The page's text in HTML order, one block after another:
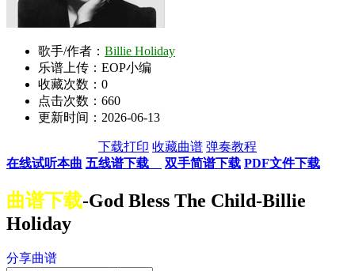
歌手/作者： Billie Holiday
乐谱上传：EOP小编
收藏次数： 0
点击次数：660
更新时间：2026-06-13
下载打印 收藏曲谱 弹奏教程
在线试听本曲 五线谱下载 双手简谱下载 PDF文件下载
曲谱下载-God Bless The Child-Billie
Holiday
分享曲谱